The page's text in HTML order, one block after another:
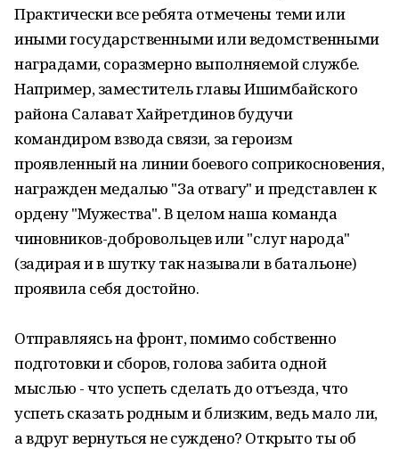
Практически все ребята отмечены теми или
иными государственными или ведомственными
наградами, соразмерно выполняемой службе.
Например, заместитель главы Ишимбайского
района Салават Хайретдинов будучи
командиром взвода связи, за героизм
проявленный на линии боевого соприкосновения,
награжден медалью "За отвагу" и представлен к
ордену "Мужества". В целом наша команда
чиновников-добровольцев или "слуг народа"
(задирая и в шутку так называли в батальоне)
проявила себя достойно.
Отправляясь на фронт, помимо собственно
подготовки и сборов, голова забита одной
мыслью - что успеть сделать до отъезда, что
успеть сказать родным и близким, ведь мало ли,
а вдруг вернуться не суждено? Открыто ты об